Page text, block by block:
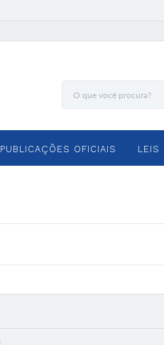
PUBLICAÇÕES OFICIAIS LEIS